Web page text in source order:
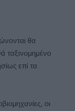
θα
ταξινομημένο
επί τα
οι